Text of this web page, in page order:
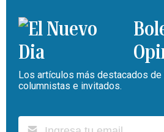
Los artículos más destacados
columnistas e invitados.